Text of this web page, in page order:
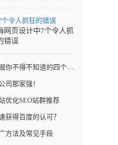
网页设计中7个令人抓
错误
不得不知道的四个问题
司那家强！
优化SEO站群推荐
获得百度的认可？
方法及常见手段